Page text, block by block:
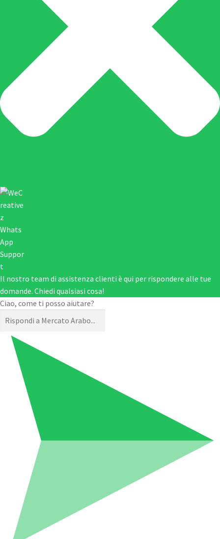
Il nostro team di assistenza clienti è qui per rispondere alle tue
domande. Chiedi qualsiasi cosa!
Ciao, come ti posso aiutare?